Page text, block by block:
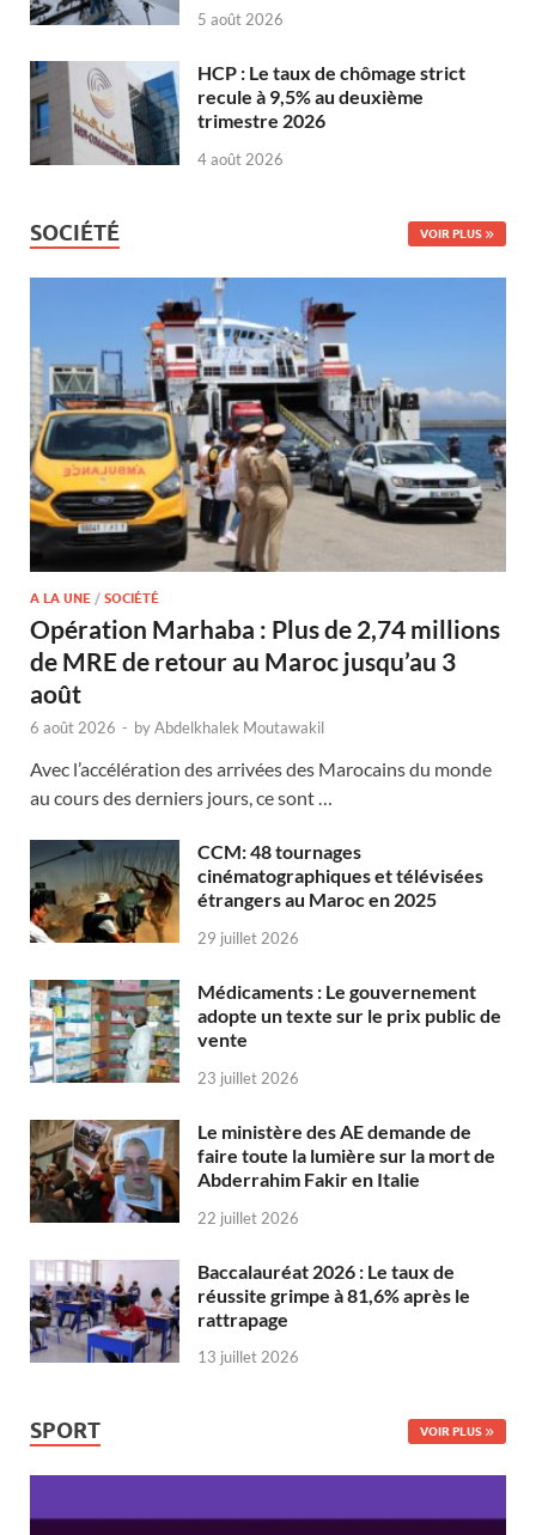
5 août 2026
HCP : Le taux de chômage strict
recule à 9,5% au deuxième
trimestre 2026
4 août 2026
SOCIÉTÉ VOIR PLUS
A LA UNE / SOCIÉTÉ
Opération Marhaba : Plus de 2,74 millions
de MRE de retour au Maroc jusqu’au 3
août
6 août 2026 - byAbdelkhalek Moutawakil
Avec l’accélération des arrivées des Marocains du monde
au cours des derniers jours, ce sont …
CCM: 48 tournages
cinématographiques et télévisées
étrangers au Maroc en 2025
29 juillet 2026
Médicaments : Le gouvernement
adopte un texte sur le prix public de
vente
23 juillet 2026
Le ministère des AE demande de
faire toute la lumière sur la mort de
Abderrahim Fakir en Italie
22 juillet 2026
Baccalauréat 2026 : Le taux de
réussite grimpe à 81,6% après le
rattrapage
13 juillet 2026
SPORT VOIR PLUS